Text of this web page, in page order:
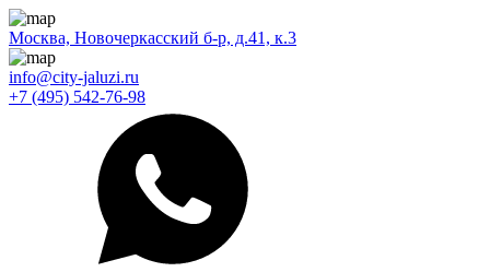
Москва, Новочеркасский б-р, д.41, к.3
info@city-jaluzi.ru
+7 (495) 542-76-98